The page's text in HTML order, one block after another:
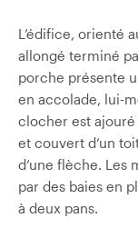
L’édifice, orienté
allongé terminé
porche présente
en accolade, lui-
clocher est ajouré
et couvert d’un
d’une flèche. Les
par des baies en
à deux pans.